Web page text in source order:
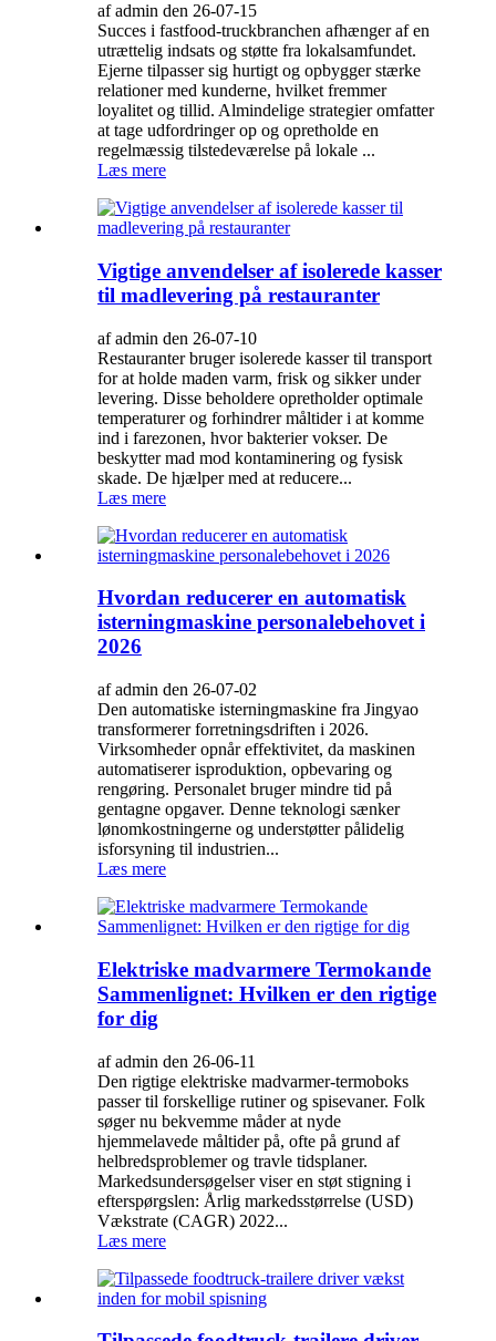
af admin den 26-07-15
Succes i fastfood-truckbranchen afhænger af en
utrættelig indsats og støtte fra lokalsamfundet.
Ejerne tilpasser sig hurtigt og opbygger stærke
relationer med kunderne, hvilket fremmer
loyalitet og tillid. Almindelige strategier omfatter
at tage udfordringer op og opretholde en
regelmæssig tilstedeværelse på lokale ...
Læs mere
Vigtige anvendelser af isolerede kasser
til madlevering på restauranter
af admin den 26-07-10
Restauranter bruger isolerede kasser til transport
for at holde maden varm, frisk og sikker under
levering. Disse beholdere opretholder optimale
temperaturer og forhindrer måltider i at komme
ind i farezonen, hvor bakterier vokser. De
beskytter mad mod kontaminering og fysisk
skade. De hjælper med at reducere...
Læs mere
Hvordan reducerer en automatisk
isterningmaskine personalebehovet i
2026
af admin den 26-07-02
Den automatiske isterningmaskine fra Jingyao
transformerer forretningsdriften i 2026.
Virksomheder opnår effektivitet, da maskinen
automatiserer isproduktion, opbevaring og
rengøring. Personalet bruger mindre tid på
gentagne opgaver. Denne teknologi sænker
lønomkostningerne og understøtter pålidelig
isforsyning til industrien...
Læs mere
Elektriske madvarmere Termokande
Sammenlignet: Hvilken er den rigtige
for dig
af admin den 26-06-11
Den rigtige elektriske madvarmer-termoboks
passer til forskellige rutiner og spisevaner. Folk
søger nu bekvemme måder at nyde
hjemmelavede måltider på, ofte på grund af
helbredsproblemer og travle tidsplaner.
Markedsundersøgelser viser en støt stigning i
efterspørgslen: Årlig markedsstørrelse (USD)
Vækstrate (CAGR) 2022...
Læs mere